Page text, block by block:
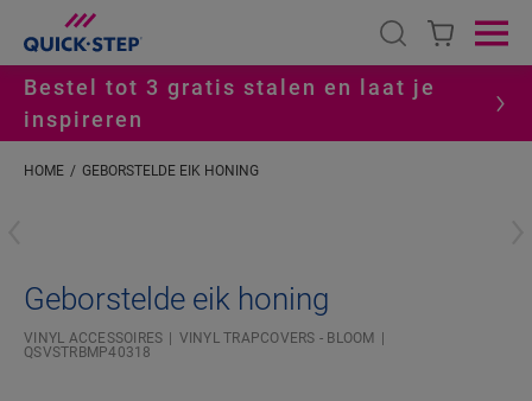
Open search
Bestel tot 3 gratis stalen en laat je
inspireren
HOME GEBORSTELDE EIK HONING
Geborstelde eik honing
VINYL ACCESSOIRES
VINYL TRAPCOVERS - BLOOM
QSVSTRBMP40318